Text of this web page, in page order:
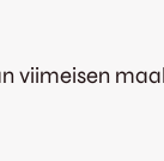
viimeisen